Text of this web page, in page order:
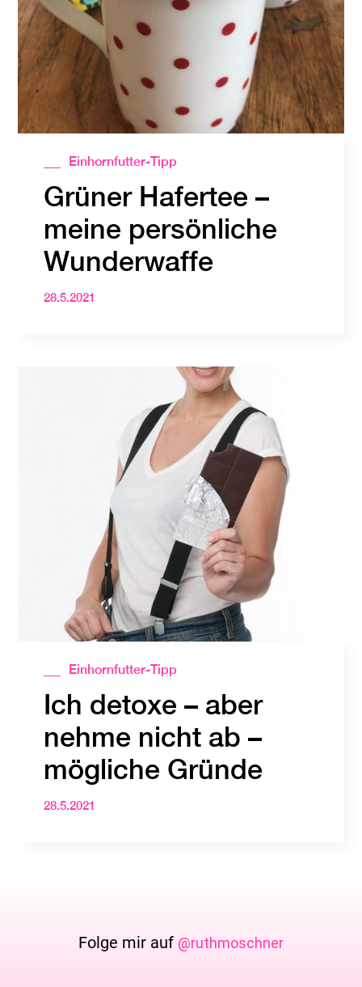
Einhornfutter-Tipp
Grüner Hafertee –
meine persönliche
Wunderwaffe
28.5.2021
Einhornfutter-Tipp
Ich detoxe – aber
nehme nicht ab –
mögliche Gründe
28.5.2021
Folge mir auf @ruthmoschner